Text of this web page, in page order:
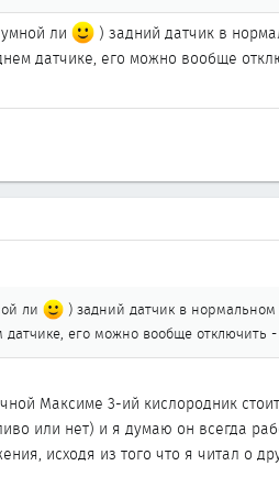
ли
) задний датчик в
датчике, его можно вообще
ли
) задний датчик в
его можно вообще отключить
Максиме 3-ий кислородник
или нет) и я думаю он всегда
исходя из того что я читал о